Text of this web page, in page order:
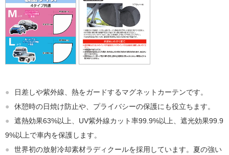
●
日差しや紫外線、熱をガードするマグネットカーテンです。
●
休憩時の日焼け防止や、プライバシーの保護にも役立ちます。
●
遮熱効果63%以上、UV紫外線カット率99.9%以上、遮光効果99.9
9%以上で車内を保護します。
●
世界初の放射冷却素材ラディクールを採用しています。夏の強い